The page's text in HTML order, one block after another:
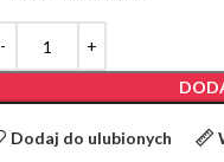
Dodaj do ulubionych